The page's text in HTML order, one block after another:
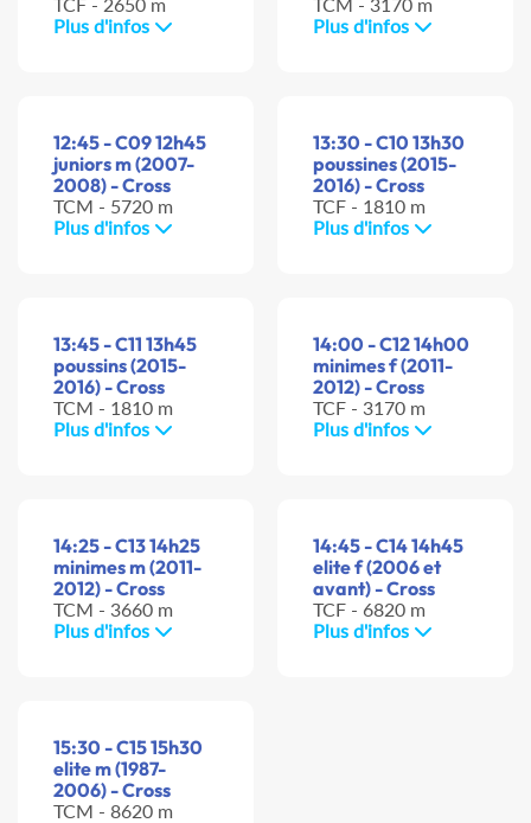
Plus d'infos
Plus d'infos
12:45 - C09 12h45
juniors m (2007-
2008) - Cross
TCM - 5720 m
Plus d'infos
13:30 - C10 13h30
poussines (2015-
2016) - Cross
TCF - 1810 m
Plus d'infos
13:45 - C11 13h45
poussins (2015-
2016) - Cross
TCM - 1810 m
Plus d'infos
14:00 - C12 14h00
minimes f (2011-
2012) - Cross
TCF - 3170 m
Plus d'infos
14:25 - C13 14h25
minimes m (2011-
2012) - Cross
TCM - 3660 m
Plus d'infos
14:45 - C14 14h45
elite f (2006 et
avant) - Cross
TCF - 6820 m
Plus d'infos
15:30 - C15 15h30
elite m (1987-
2006) - Cross
TCM - 8620 m